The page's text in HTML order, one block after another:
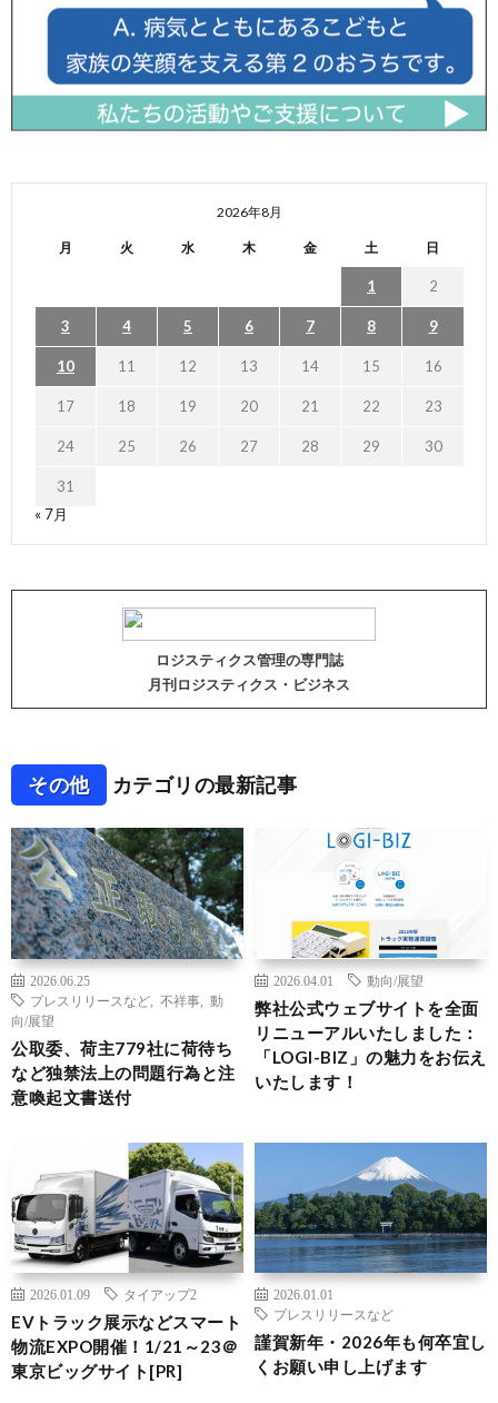
2026年8月
月 火 水 木 金 土 日
1 2
3 4 5 6 7 8 9
10 11 12 13 14 15 16
17 18 19 20 21 22 23
24 25 26 27 28 29 30
31
« 7月
ロジスティクス管理の専門誌
月刊ロジスティクス・ビジネス
その他 カテゴリの最新記事
2026.06.25
プレスリリースなど
不祥事
動
向/展望
公取委、荷主779社に荷待ち
など独禁法上の問題行為と注
意喚起文書送付
2026.04.01 動向/展望
弊社公式ウェブサイトを全面
リニューアルいたしました：
「LOGI-BIZ」の魅力をお伝え
いたします！
2026.01.09 タイアップ2
EVトラック展示などスマート
物流EXPO開催！1/21～23＠
東京ビッグサイト[PR]
2026.01.01
プレスリリースなど
謹賀新年・2026年も何卒宜し
くお願い申し上げます